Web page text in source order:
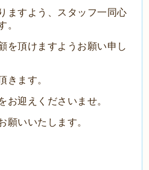
ますよう、スタッフ一同心
。
を頂けますようお願い申し
きます。
お迎えくださいませ。
願いいたします。